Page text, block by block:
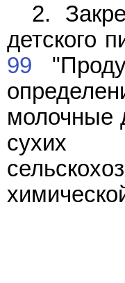
2.
детского
99
молочные
сухих